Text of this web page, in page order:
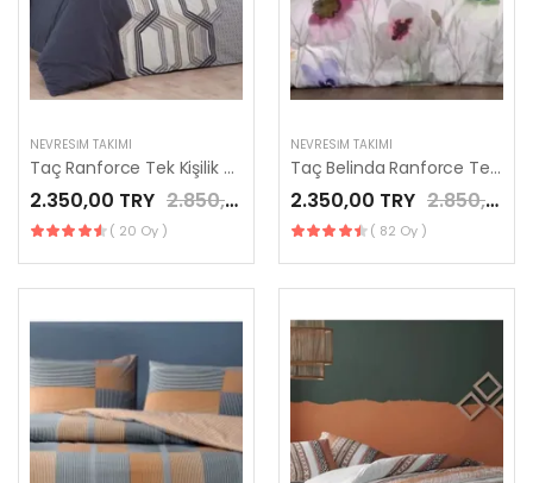
NEVRESIM TAKIMI
Taç Ranforce Tek Kişilik Nevresim Takımı Vesper Kahve
2.350,00 TRY 2.850,00 TRY
( 20 Oy )
NEVRESIM TAKIMI
Taç Belinda Ranforce Tek Kişilik Nevresim Takımı Lila
2.350,00 TRY 2.850,00 TRY
( 82 Oy )